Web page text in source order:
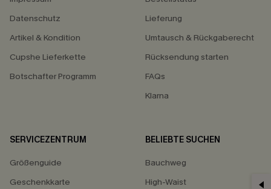
Datenschutz
Artikel & Kondition
Cupshe Lieferkette
Botschafter Programm
Lieferung
Umtausch & Rückgaberecht
Rücksendung starten
FAQs
Klarna
SERVICEZENTRUM
Größenguide
Geschenkkarte
BELIEBTE SUCHEN
Bauchweg
High-Waist